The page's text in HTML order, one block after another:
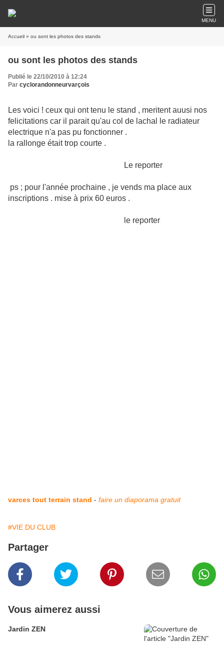
MENU
Accueil » ou sont les photos des stands
ou sont les photos des stands
Publié le 22/10/2010 à 12:24
Par cyclorandonneurvarçois
Les voici ! ceux qui ont tenu le stand , meritent auusi nos
felicitations car il parait qu'au col de lachal le radiateur
electrique n'a pas pu fonctionner .
la rallonge était trop courte .
Le reporter
ps ; pour l'année prochaine , je vends ma place aux
inscriptions . mise à prix 60 euros .
le reporter
varces tout terrain stand - faire un diaporama gratuit
#VIE DU CLUB
Partager
Vous aimerez aussi
Jardin ZEN